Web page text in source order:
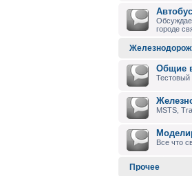
городе
Общие
Тестовый
MSTS,
Все что
Прочее